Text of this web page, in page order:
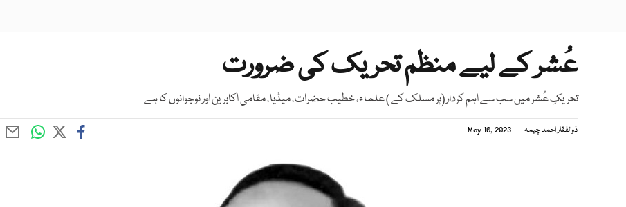
عُشر کے لیے منظم تحریک کی ضرورت
تحریکِ عُشر میں سب سے اہم کردار (ہر مسلک کے ) علماء، خطیب حضرات، میڈیا، مقامی اکابرین اور نوجوانوں کا ہے
ذوالفقار احمد چیمہ May 10, 2023